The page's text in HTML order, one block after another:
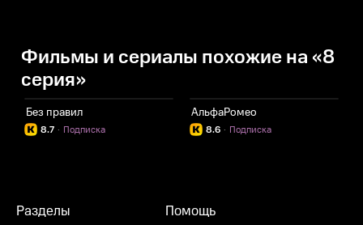
Фильмы и сериалы похожие на «8
серия»
Без правил
8.7 Подписка
·
АльфаРомео
8.6 Подписка
·
Разделы Помощь